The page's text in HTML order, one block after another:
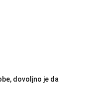
dovoljno je da